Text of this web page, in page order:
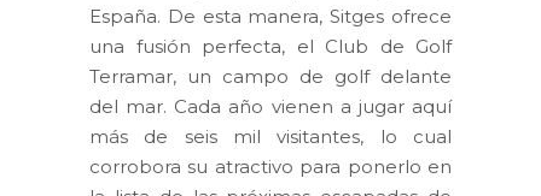
España. De esta manera, Sitges ofrece
una fusión perfecta, el Club de Golf
Terramar, un campo de golf delante
del mar. Cada año vienen a jugar aquí
más de seis mil visitantes, lo cual
corrobora su atractivo para ponerlo en